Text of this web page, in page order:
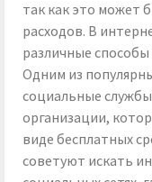
так как это может
расходов. В
различные
Одним из
социальные
организации,
виде бесплатных
советуют искать